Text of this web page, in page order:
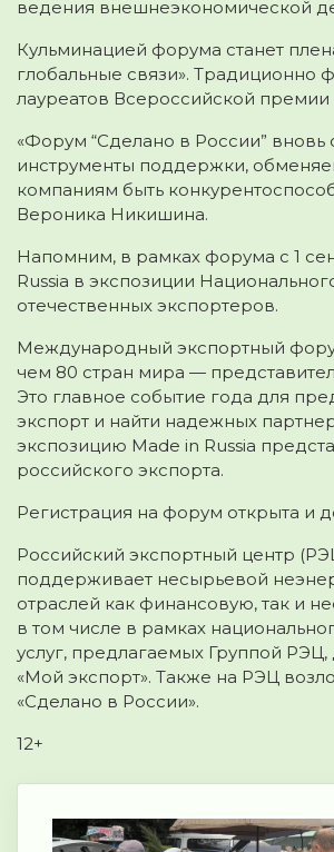
ведения внешнеэкономической
Кульминацией форума станет
глобальные связи». Традиционно
лауреатов Всероссийской премии
«Форум “Сделано в России”
инструменты поддержки,
компаниям быть
Вероника Никишина.
Напомним, в рамках форума с 1
Russia в экспозиции
отечественных экспортеров.
Международный экспортный
чем 80 стран мира —
Это главное событие года для
экспорт и найти надежных
экспозицию Made in Russia
российского экспорта.
Регистрация на форум открыта и
Российский экспортный центр
поддерживает несырьевой
отраслей как финансовую, так и
в том числе в рамках
услуг, предлагаемых Группой
«Мой экспорт». Также на РЭЦ
«Сделано в России».
12+